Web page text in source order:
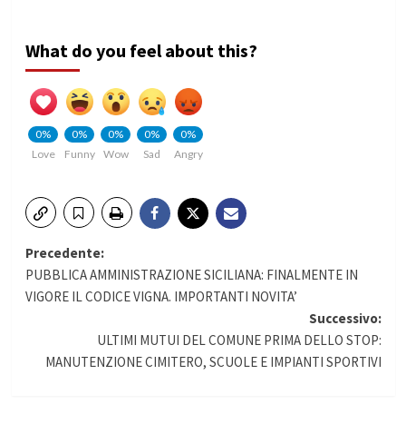
What do you feel about this?
0%
Love
0%
Funny
0%
Wow
0%
Sad
0%
Angry
Navigazione
articolo
Precedente:
PUBBLICA AMMINISTRAZIONE SICILIANA: FINALMENTE IN
VIGORE IL CODICE VIGNA. IMPORTANTI NOVITA’
Successivo:
ULTIMI MUTUI DEL COMUNE PRIMA DELLO STOP:
MANUTENZIONE CIMITERO, SCUOLE E IMPIANTI SPORTIVI